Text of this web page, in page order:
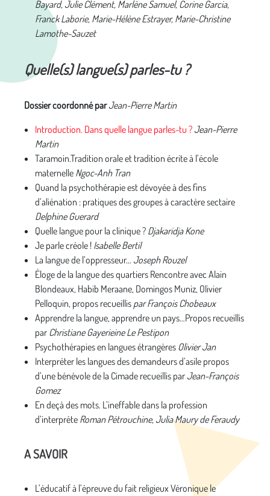
Bayard, Julie Clément, Marlène Samuel, Corine Garcia,
Franck Laborie, Marie-Hélène Estrayer, Marie-Christine
Lamothe-Sauzet
Quelle(s) langue(s) parles-tu ?
Dossier coordonné par Jean-Pierre Martin
Introduction. Dans quelle langue parles-tu ? Jean-Pierre
Martin
Taramoin.Tradition orale et tradition écrite à l’école
maternelle Ngoc-Anh Tran
Quand la psychothérapie est dévoyée à des fins
d’aliénation : pratiques des groupes à caractère sectaire
Delphine Guerard
Quelle langue pour la clinique ? Djakaridja Kone
Je parle créole ! Isabelle Bertil
La langue de l’oppresseur… Joseph Rouzel
Éloge de la langue des quartiers Rencontre avec Alain
Blondeaux, Habib Meraane, Domingos Muniz, Olivier
Pelloquin, propos recueillis par François Chobeaux
Apprendre la langue, apprendre un pays…Propos recueillis
par Christiane Gayerieine Le Pestipon
Psychothérapies en langues étrangères Olivier Jan
Interpréter les langues des demandeurs d’asile propos
d’une bénévole de la Cimade recueillis par Jean-François
Gomez
En deçà des mots. L’ineffable dans la profession
d’interprète Roman Pétrouchine, Julia Maury de Feraudy
A SAVOIR
L’éducatif à l’épreuve du fait religieux Véronique le